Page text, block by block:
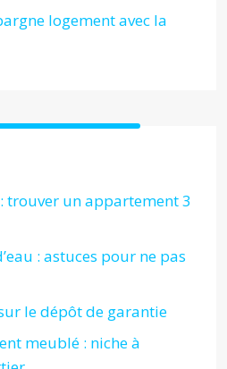
logement avec la
trouver un appartement 3
: astuces pour ne pas
le dépôt de garantie
meublé : niche à